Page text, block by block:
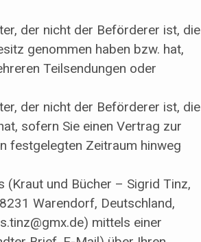
der nicht der Beförderer ist, die
genommen haben bzw. hat,
Teilsendungen oder
der nicht der Beförderer ist, die
sofern Sie einen Vertrag zur
festgelegten Zeitraum hinweg
(Kraut und Bücher – Sigrid Tinz,
Warendorf, Deutschland,
mittels einer